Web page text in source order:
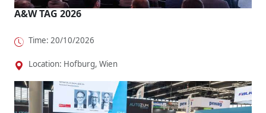
A&W TAG 2026
Time: 20/10/2026
Location: Hofburg, Wien